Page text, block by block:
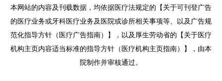
本网站的内容及刊载数据，均依据医疗法规定的【关于可刊登广告
的医疗业务或牙科医疗业务及医院或诊所相关事项等、以及广告规
范化指导方针（医疗广告指南）】，以及厚生劳动省的【关于医疗
机构主页内容适当标准的指导方针（医疗机构主页指南）】，由本
院制作并审核通过。